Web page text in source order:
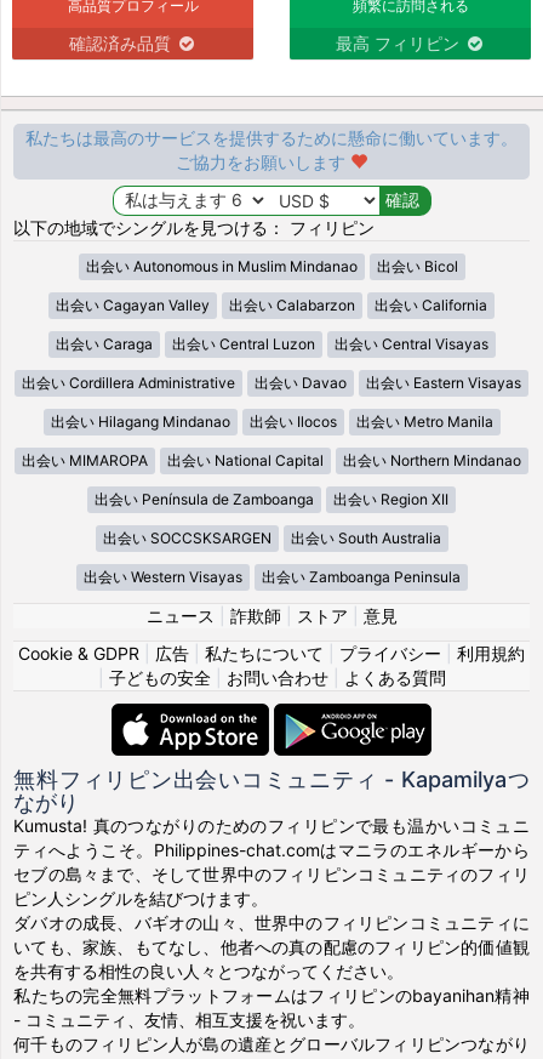
高品質プロフィール
確認済み品質
頻繁に訪問される
最高 フィリピン
私たちは最高のサービスを提供するために懸命に働いています。
ご協力をお願いします
以下の地域でシングルを見つける： フィリピン
出会い Autonomous in Muslim Mindanao 出会い Bicol
出会い Cagayan Valley 出会い Calabarzon 出会い California
出会い Caraga 出会い Central Luzon 出会い Central Visayas
出会い Cordillera Administrative 出会い Davao 出会い Eastern Visayas
出会い Hilagang Mindanao 出会い Ilocos 出会い Metro Manila
出会い MIMAROPA 出会い National Capital 出会い Northern Mindanao
出会い Península de Zamboanga 出会い Region XII
出会い SOCCSKSARGEN 出会い South Australia
出会い Western Visayas 出会い Zamboanga Peninsula
ニュース 詐欺師 ストア
意見
Cookie & GDPR
広告 私たちについて プライバシー
利用規約
子どもの安全| お問い合わせ| よくある質問
無料フィリピン出会いコミュニティ - Kapamilyaつ
ながり
Kumusta! 真のつながりのためのフィリピンで最も温かいコミュニ
ティへようこそ。Philippines-chat.comはマニラのエネルギーから
セブの島々まで、そして世界中のフィリピンコミュニティのフィリ
ピン人シングルを結びつけます。
ダバオの成長、バギオの山々、世界中のフィリピンコミュニティに
いても、家族、もてなし、他者への真の配慮のフィリピン的価値観
を共有する相性の良い人々とつながってください。
私たちの完全無料プラットフォームはフィリピンのbayanihan精神
- コミュニティ、友情、相互支援を祝います。
何千ものフィリピン人が島の遺産とグローバルフィリピンつながり